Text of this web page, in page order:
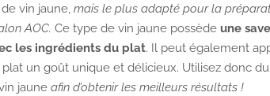
vin jaune, mais le plus adapté pour la
AOC. Ce type de vin jaune possède une
les ingrédients du plat. Il peut également
un goût unique et délicieux. Utilisez donc
jaune afin d’obtenir les meilleurs résultats !